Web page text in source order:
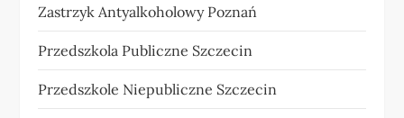
Zastrzyk Antyalkoholowy Poznań
Przedszkola Publiczne Szczecin
Przedszkole Niepubliczne Szczecin